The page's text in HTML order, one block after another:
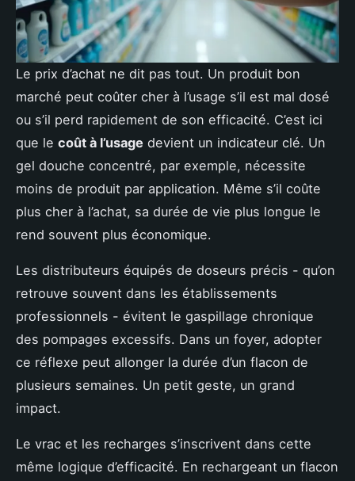
Le prix d’achat ne dit pas tout. Un produit bon
marché peut coûter cher à l’usage s’il est mal dosé
ou s’il perd rapidement de son efficacité. C’est ici
que le coût à l’usage devient un indicateur clé. Un
gel douche concentré, par exemple, nécessite
moins de produit par application. Même s’il coûte
plus cher à l’achat, sa durée de vie plus longue le
rend souvent plus économique.
Les distributeurs équipés de doseurs précis - qu’on
retrouve souvent dans les établissements
professionnels - évitent le gaspillage chronique
des pompages excessifs. Dans un foyer, adopter
ce réflexe peut allonger la durée d’un flacon de
plusieurs semaines. Un petit geste, un grand
impact.
Le vrac et les recharges s’inscrivent dans cette
même logique d’efficacité. En rechargeant un flacon